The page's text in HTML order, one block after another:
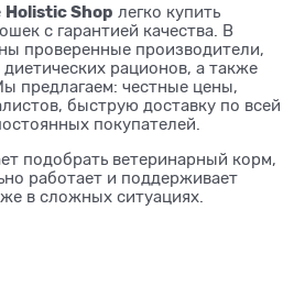
Holistic Shop легко купить
с гарантией качества. В
проверенные производители,
рационов, а также
предлагаем: честные цены,
быструю доставку по всей
покупателей.
подобрать ветеринарный корм,
работает и поддерживает
в сложных ситуациях.